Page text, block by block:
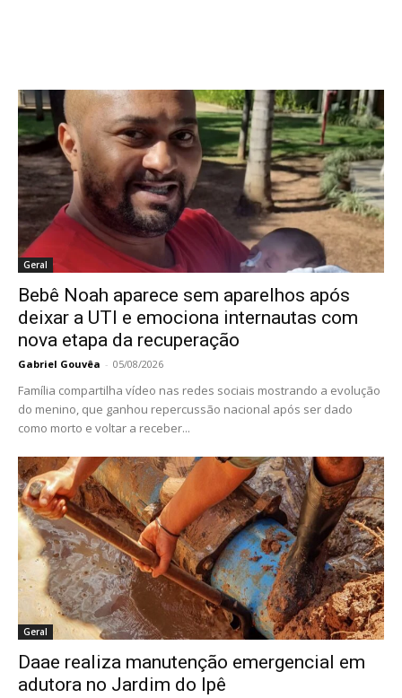
Geral
Bebê Noah aparece sem aparelhos após
deixar a UTI e emociona internautas com
nova etapa da recuperação
Gabriel Gouvêa - 05/08/2026
Família compartilha vídeo nas redes sociais mostrando a evolução
do menino, que ganhou repercussão nacional após ser dado
como morto e voltar a receber...
Geral
Daae realiza manutenção emergencial em
adutora no Jardim do Ipê